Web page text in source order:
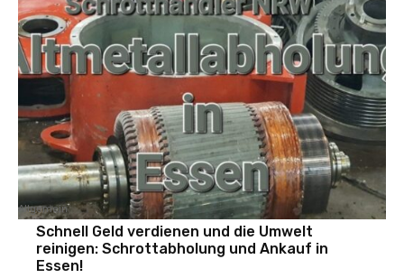
Allgemein
Schnell Geld verdienen und die Umwelt
reinigen: Schrottabholung und Ankauf in
Essen!